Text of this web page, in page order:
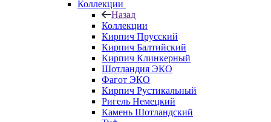
Коллекции
Назад
Коллекции
Кирпич Прусский
Кирпич Балтийский
Кирпич Клинкерный
Шотландия ЭКО
Фагот ЭКО
Кирпич Рустикальный
Ригель Немецкий
Камень Шотландский